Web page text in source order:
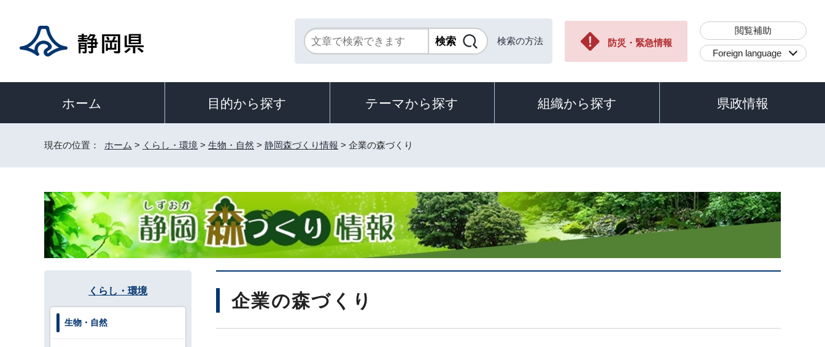
検索の方法 防災・緊急情報
閲覧補助
Foreign language
ホーム 目的から探す テーマから探す 組織から探す 県政情報
現在の位置： ホーム > くらし・環境 > 生物・自然 > 静岡森づくり情報 > 企業の森づくり
企業の森づくり
くらし・環境
生物・自然